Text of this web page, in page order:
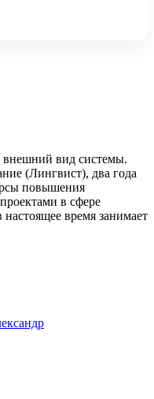
внешний вид системы.
(Лингвист), два года
повышения
в сфере
настоящее время занимает